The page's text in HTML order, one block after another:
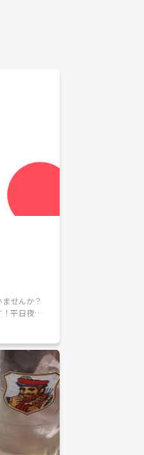
せんか？
平日夜
or京橋or